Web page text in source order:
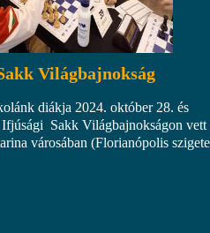
Világbajnokság
diákja 2024. október 28. és
Sakk Világbajnokságon vett
városában (Florianópolis